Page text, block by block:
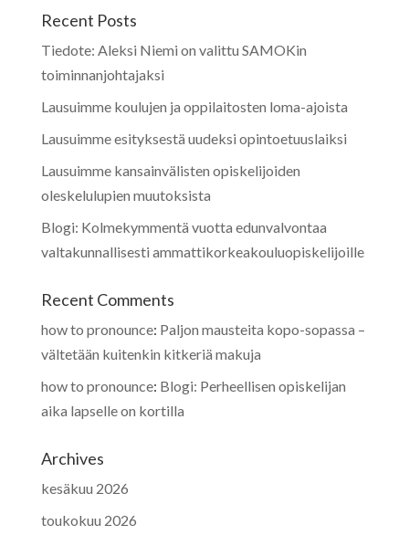
Recent Posts
Tiedote: Aleksi Niemi on valittu SAMOKin
toiminnanjohtajaksi
Lausuimme koulujen ja oppilaitosten loma-ajoista
Lausuimme esityksestä uudeksi opintoetuuslaiksi
Lausuimme kansainvälisten opiskelijoiden
oleskelulupien muutoksista
Blogi: Kolmekymmentä vuotta edunvalvontaa
valtakunnallisesti ammattikorkeakouluopiskelijoille
Recent Comments
how to pronounce: Paljon mausteita kopo-sopassa –
vältetään kuitenkin kitkeriä makuja
how to pronounce: Blogi: Perheellisen opiskelijan
aika lapselle on kortilla
Archives
kesäkuu 2026
toukokuu 2026